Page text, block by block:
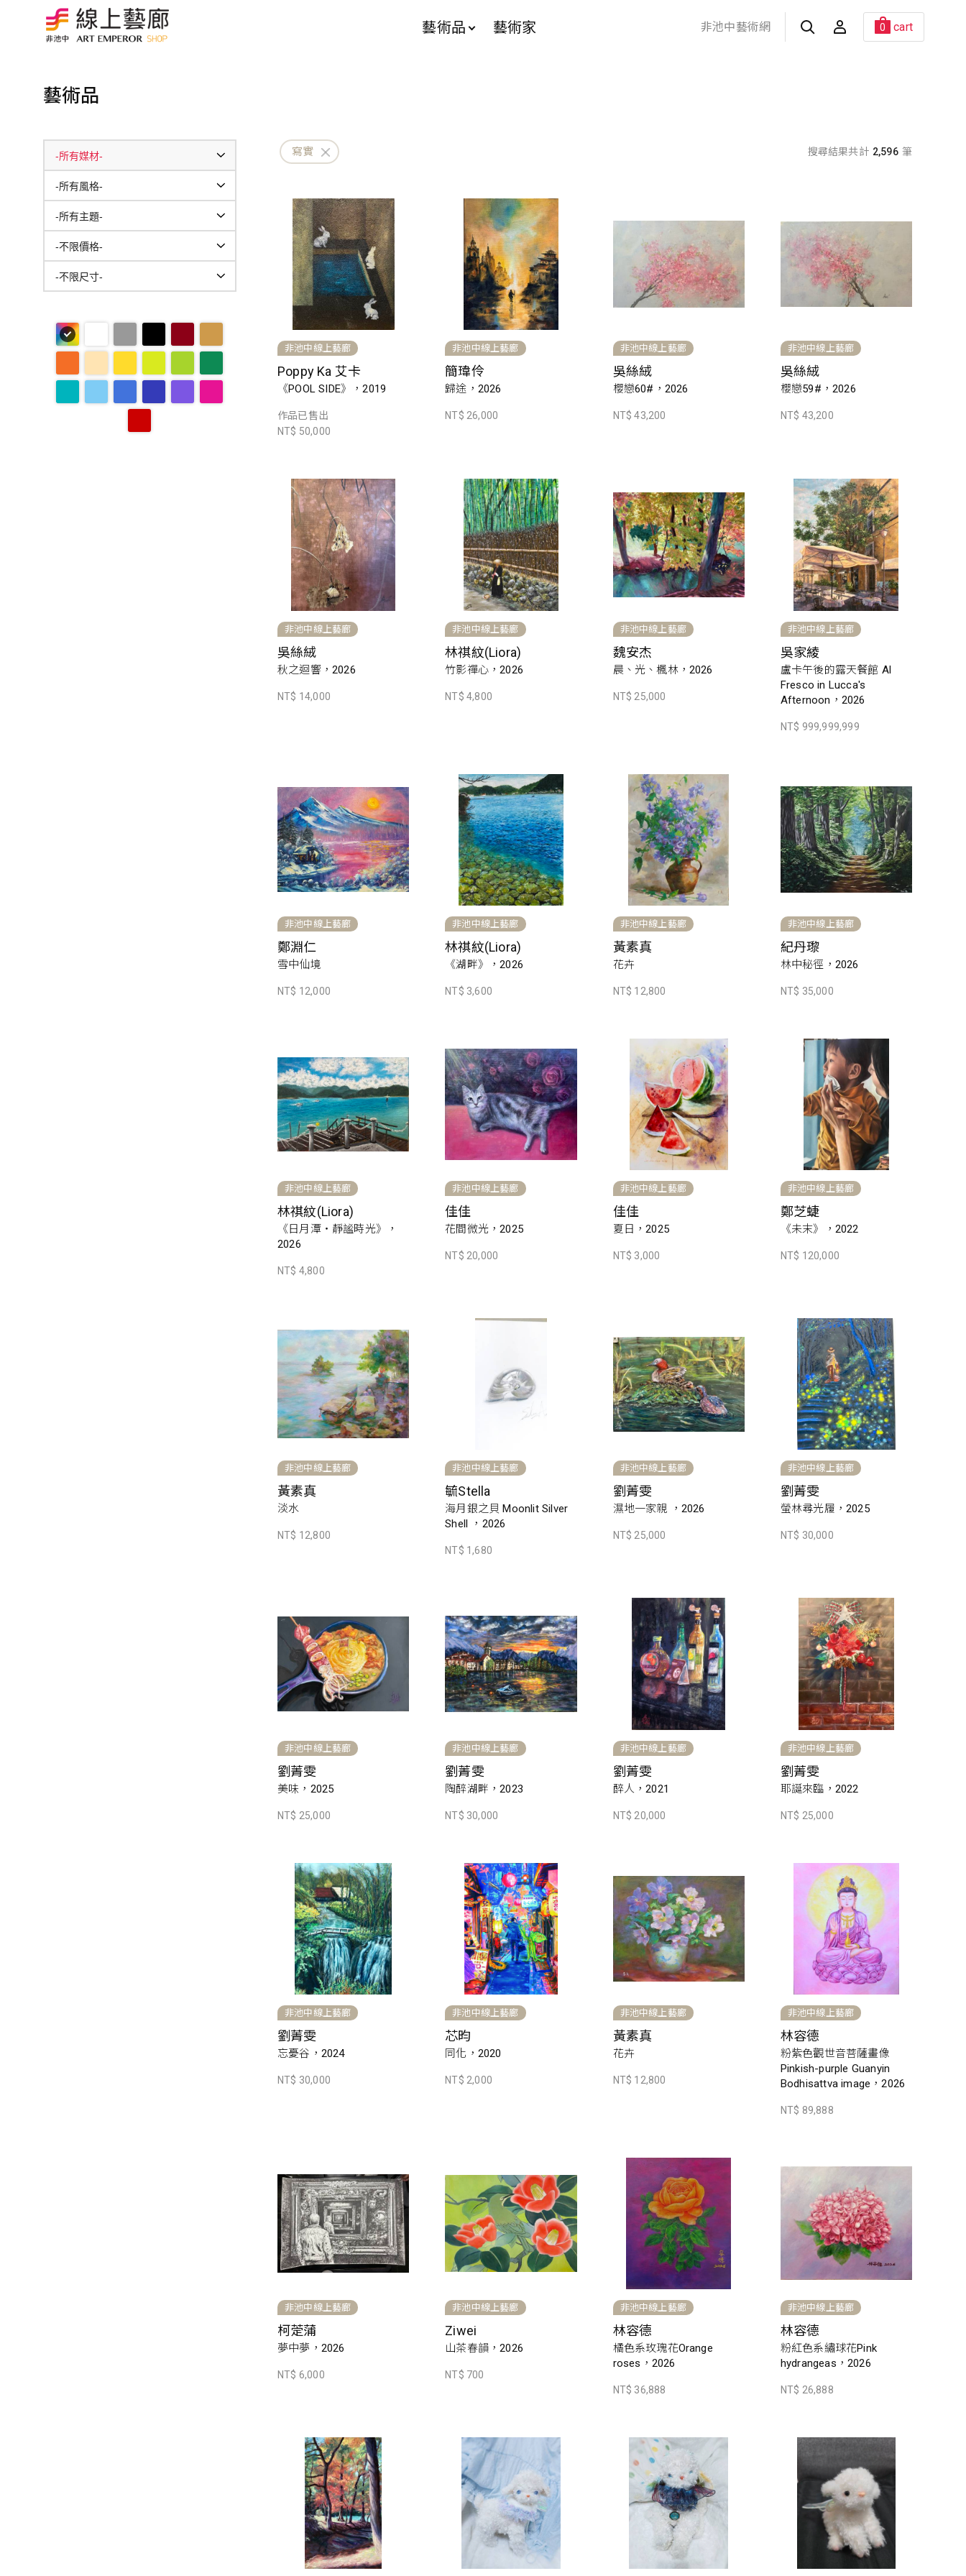
藝術品 藝術家 非池中藝術網 0 cart
藝術品
寫實 搜尋結果共計 2,596 筆
非池中線上藝廊
Poppy Ka 艾卡
《POOL SIDE》，2019
作品已售出
NT$ 50,000
非池中線上藝廊
簡瑋伶
歸途，2026
NT$ 26,000
非池中線上藝廊
吳絲絨
櫻戀60#，2026
NT$ 43,200
非池中線上藝廊
吳絲絨
櫻戀59#，2026
NT$ 43,200
非池中線上藝廊
吳絲絨
秋之迴響，2026
NT$ 14,000
非池中線上藝廊
林祺紋(Liora)
竹影禪心，2026
NT$ 4,800
非池中線上藝廊
魏安杰
晨、光、楓林，2026
NT$ 25,000
非池中線上藝廊
吳家綾
盧卡午後的露天餐館 Al
Fresco in Lucca's
Afternoon，2026
NT$ 999,999,999
非池中線上藝廊
鄭淵仁
雪中仙境
NT$ 12,000
非池中線上藝廊
林祺紋(Liora)
《湖畔》，2026
NT$ 3,600
非池中線上藝廊
黃素真
花卉
NT$ 12,800
非池中線上藝廊
紀丹瓈
林中秘徑，2026
NT$ 35,000
非池中線上藝廊
林祺紋(Liora)
《日月潭・靜謐時光》，
2026
NT$ 4,800
非池中線上藝廊
佳佳
花間微光，2025
NT$ 20,000
非池中線上藝廊
佳佳
夏日，2025
NT$ 3,000
非池中線上藝廊
鄭芝蜨
《未末》，2022
NT$ 120,000
非池中線上藝廊
黃素真
淡水
NT$ 12,800
非池中線上藝廊
毓Stella
海月銀之貝 Moonlit Silver
Shell ，2026
NT$ 1,680
非池中線上藝廊
劉菁雯
濕地一家親 ，2026
NT$ 25,000
非池中線上藝廊
劉菁雯
螢林尋光履，2025
NT$ 30,000
非池中線上藝廊
劉菁雯
美味，2025
NT$ 25,000
非池中線上藝廊
劉菁雯
陶醉湖畔，2023
NT$ 30,000
非池中線上藝廊
劉菁雯
醉人，2021
NT$ 20,000
非池中線上藝廊
劉菁雯
耶誕來臨，2022
NT$ 25,000
非池中線上藝廊
劉菁雯
忘憂谷，2024
NT$ 30,000
非池中線上藝廊
芯昀
同化，2020
NT$ 2,000
非池中線上藝廊
黃素真
花卉
NT$ 12,800
非池中線上藝廊
林容德
粉紫色觀世音菩薩畫像
Pinkish-purple Guanyin
Bodhisattva image，2026
NT$ 89,888
非池中線上藝廊
柯萣蒲
夢中夢，2026
NT$ 6,000
非池中線上藝廊
Ziwei
山茶春韻，2026
NT$ 700
非池中線上藝廊
林容德
橘色系玫瑰花Orange
roses，2026
NT$ 36,888
非池中線上藝廊
林容德
粉紅色系繡球花Pink
hydrangeas，2026
NT$ 26,888